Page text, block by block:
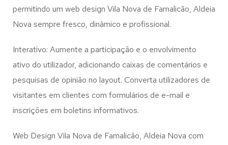
permitindo um web design Vila Nova de Famalicão, Aldeia
Nova sempre fresco, dinâmico e profissional.
Interativo: Aumente a participação e o envolvimento
ativo do utilizador, adicionando caixas de comentários e
pesquisas de opinião no layout. Converta utilizadores de
visitantes em clientes com formulários de e-mail e
inscrições em boletins informativos.
Web Design Vila Nova de Famalicão, Aldeia Nova com